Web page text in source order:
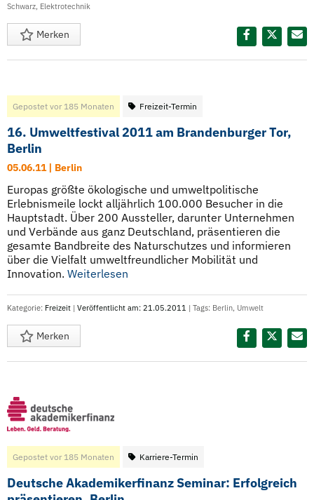
Schwarz, Elektrotechnik
Merken
Gepostet vor 185 Monaten Freizeit-Termin
16. Umweltfestival 2011 am Brandenburger Tor,
Berlin
05.06.11 | Berlin
Europas größte ökologische und umweltpolitische
Erlebnismeile lockt alljährlich 100.000 Besucher in die
Hauptstadt. Über 200 Aussteller, darunter Unternehmen
und Verbände aus ganz Deutschland, präsentieren die
gesamte Bandbreite des Naturschutzes und informieren
über die Vielfalt umweltfreundlicher Mobilität und
Innovation. Weiterlesen
Kategorie: Freizeit | Veröffentlicht am: 21.05.2011 | Tags: Berlin, Umwelt
Merken
Gepostet vor 185 Monaten Karriere-Termin
Deutsche Akademikerfinanz Seminar: Erfolgreich